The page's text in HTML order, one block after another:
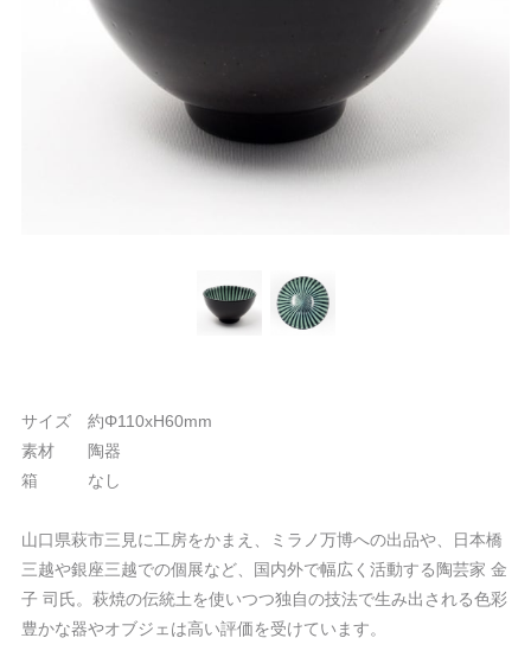
サイズ 約Φ110xH60mm
素材 陶器
箱 なし
山口県萩市三見に工房をかまえ、ミラノ万博への出品や、日本橋
三越や銀座三越での個展など、国内外で幅広く活動する陶芸家 金
子 司氏。萩焼の伝統土を使いつつ独自の技法で生み出される色彩
豊かな器やオブジェは高い評価を受けています。